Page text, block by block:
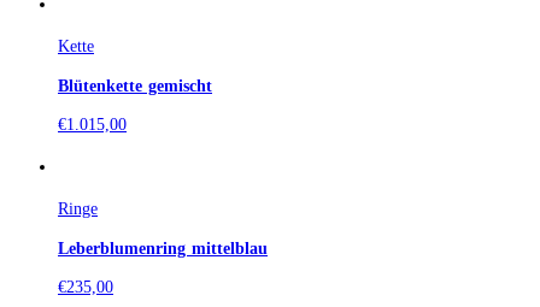
Kette
Blütenkette gemischt
€1.015,00
Ringe
Leberblumenring mittelblau
€235,00